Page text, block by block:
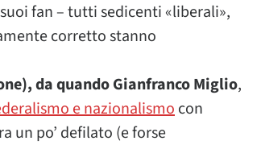
fan – tutti sedicenti «liberali»,
corretto stanno
da quando Gianfranco Miglio,
e nazionalismocon
un po’ defilato (e forse